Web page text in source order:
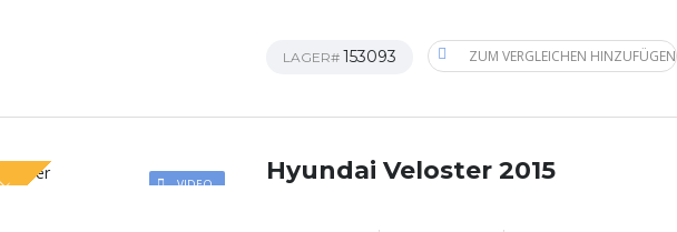
LAGER# 153093 ZUM VERGLEICHEN HINZUFÜGEN
VIDEO Hyundai Veloster 2015